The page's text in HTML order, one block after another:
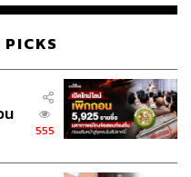
น
555